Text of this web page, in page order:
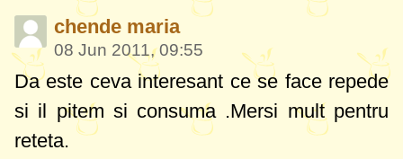
chende maria
08 Jun 2011, 09:55
Da este ceva interesant ce se face repede
si il pitem si consuma .Mersi mult pentru
reteta.